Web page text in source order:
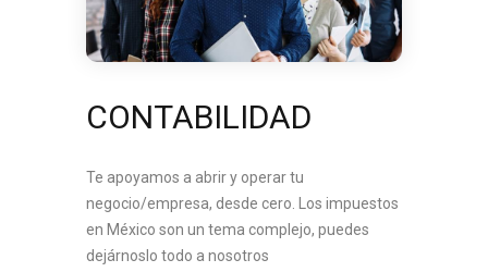
CONTABILIDAD
Te apoyamos a abrir y operar tu
negocio/empresa, desde cero. Los impuestos
en México son un tema complejo, puedes
dejárnoslo todo a nosotros